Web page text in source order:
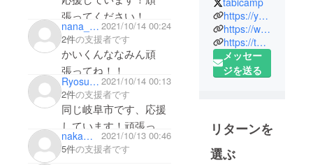
張ってください！
nana___ooo 2021/10/14 00:24
2件の支援者です
かいくんななみん頑
張ってね！！
Ryosuke Suzuki 2021/10/14 00:13
2件の支援者です
同じ岐阜市です、応援
しています！頑張って
ください！
nakamuragaku
2021/10/13 00:46
5件の支援者です
士の２人で
す！
ななみ：ぽ
んこつマイ
ほっぺに蓄
えてる方。
カイ：旅が
https://youtube.com/c/tabicamp
https://www.instagram.com/tabicamp
https://twitter.com/tabicamp?s=11
メッセー
ジを送る
リターンを
選ぶ